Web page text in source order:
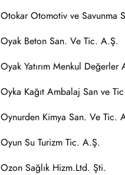
Otokar Otomotiv ve Savunma
Oyak Beton San. Ve Tic. A.Ş.
Oyak Yatırım Menkul Değerler
Oyka Kağıt Ambalaj San ve
Oynurden Kimya San. Ve Tic.
Oyun Su Turizm Tic. A.Ş.
Ozon Sağlık Hizm.Ltd. Şti.